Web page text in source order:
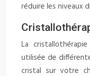
réduire les niveaux
La
utilisée de
cristal sur votre